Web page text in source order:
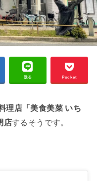
送る Pocket
理店「美食美菜 いち
店するそうです。